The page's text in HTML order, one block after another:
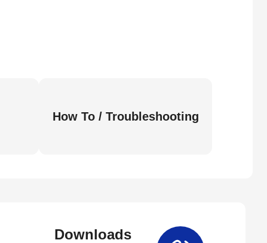
How To / Troubleshooting
Downloads